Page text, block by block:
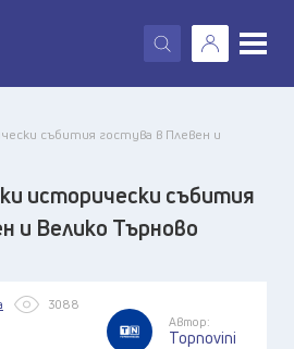
X
събития гостува в Плевен и
исторически събития
и Велико Търново
3088
Автор:
Topnovini